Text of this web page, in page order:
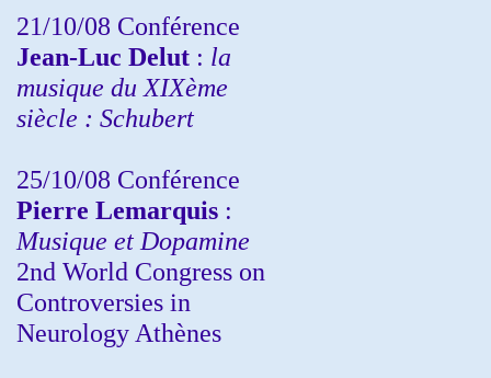
21/10/08 Conférence
Jean-Luc Delut : la
musique du XIXème
siècle : Schubert
25/10/08 Conférence
Pierre Lemarquis :
Musique et Dopamine
2nd World Congress on
Controversies in
Neurology Athènes